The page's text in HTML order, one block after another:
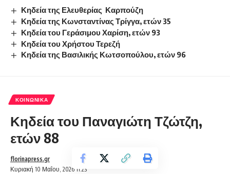
Κηδεία της Ελευθερίας Καρπούζη
Κηδεία της Κωνσταντίνας Τρίγγα, ετών 35
Κηδεία του Γεράσιμου Χαρίση, ετών 93
Κηδεία του Χρήστου Τερεζή
Κηδεία της Βασιλικής Κωτσοπούλου, ετών 96
ΚΟΙΝΩΝΙΚΆ
Κηδεία του Παναγιώτη Τζώτζη,
ετών 88
Κυριακή 10 Μαΐου, 2026 11:23
florinapress.gr